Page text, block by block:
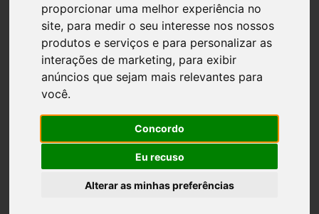
proporcionar uma melhor experiência no
site, para medir o seu interesse nos nossos
produtos e serviços e para personalizar as
interações de marketing, para exibir
anúncios que sejam mais relevantes para
você.
Concordo
Eu recuso
Alterar as minhas preferências